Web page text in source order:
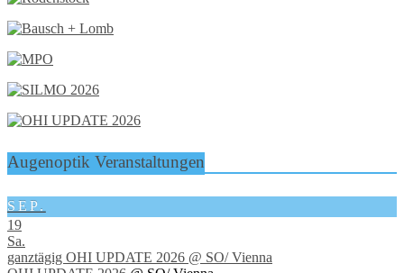
Augenoptik Veranstaltungen
SEP.
19
Sa.
ganztägig OHI UPDATE 2026 @ SO/ Vienna